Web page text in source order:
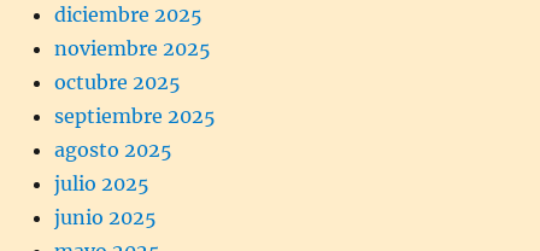
diciembre 2025
noviembre 2025
octubre 2025
septiembre 2025
agosto 2025
julio 2025
junio 2025